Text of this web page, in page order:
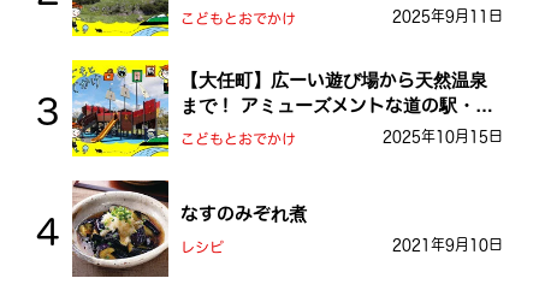
を探検しよう！
こどもとおでかけ 2025年9月11日
【大任町】広ーい遊び場から天然温泉
まで！ アミューズメントな道の駅・お
おとう桜街道
こどもとおでかけ 2025年10月15日
なすのみぞれ煮
レシピ 2021年9月10日